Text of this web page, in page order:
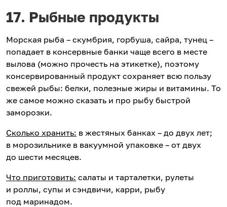
17. Рыбные продукты
Морская рыба – скумбрия, горбуша, сайра, тунец –
попадает в консервные банки чаще всего в месте
вылова (можно прочесть на этикетке), поэтому
консервированный продукт сохраняет всю пользу
свежей рыбы: белки, полезные жиры и витамины. То
же самое можно сказать и про рыбу быстрой
заморозки.
Сколько хранить: в жестяных банках – до двух лет;
в морозильнике в вакуумной упаковке – от двух
до шести месяцев.
Что приготовить: салаты и тарталетки, рулеты
и роллы, супы и сэндвичи, карри, рыбу
под маринадом.